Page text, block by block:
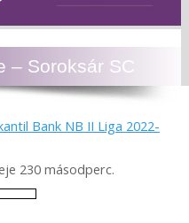
– Soroksár SC
Bank NB II Liga 2022-
230 másodperc.